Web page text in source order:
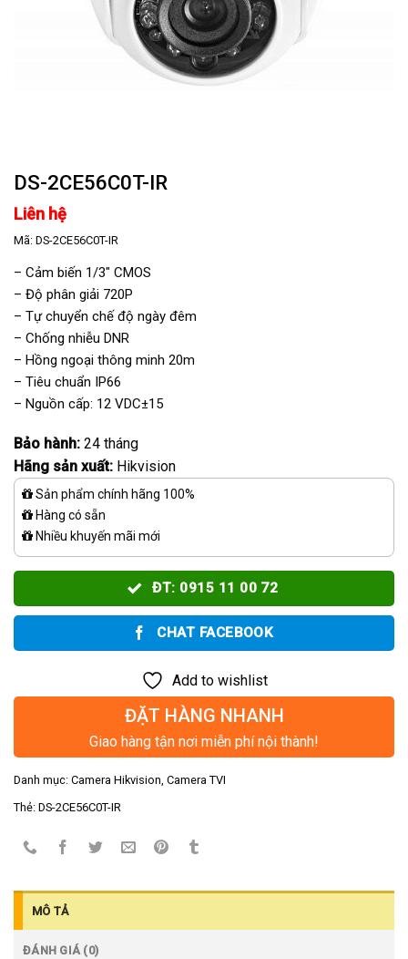
DS-2CE56C0T-IR
Liên hệ
Mã: DS-2CE56C0T-IR
– Cảm biến 1/3″ CMOS
– Độ phân giải 720P
– Tự chuyển chế độ ngày đêm
– Chống nhiễu DNR
– Hồng ngoại thông minh 20m
– Tiêu chuẩn IP66
– Nguồn cấp: 12 VDC±15
Bảo hành: 24 tháng
Hãng sản xuất: Hikvision
Sản phẩm chính hãng 100%
Hàng có sẵn
Nhiều khuyến mãi mới
ĐT: 0915 11 00 72
CHAT FACEBOOK
Add to wishlist
ĐẶT HÀNG NHANH
Giao hàng tận nơi miễn phí nội thành!
Danh mục: Camera Hikvision, Camera TVI
Thẻ: DS-2CE56C0T-IR
MÔ TẢ
ĐÁNH GIÁ (0)